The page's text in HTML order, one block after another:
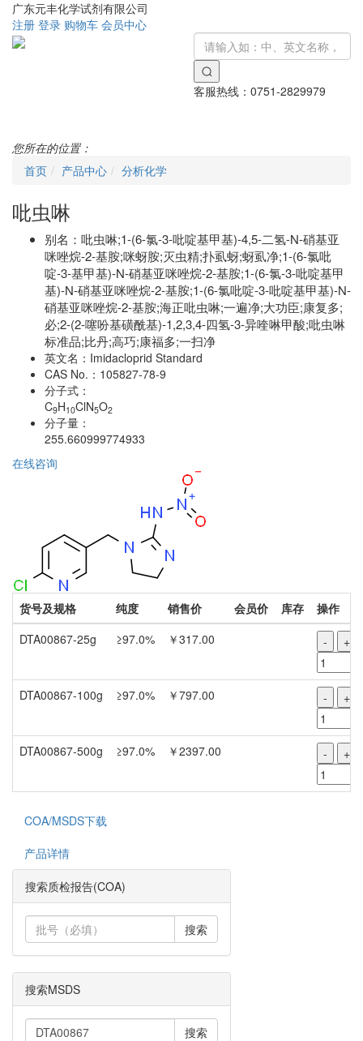
广东元丰化学试剂有限公司
注册 登录 购物车 会员中心
客服热线： 0751-2829979
您所在的位置：
首页
产品中心 分析化学
吡虫啉
别名： 吡虫啉;1-(6-氯-3-吡啶基甲基)-4,5-二氢-N-硝基亚
咪唑烷-2-基胺;咪蚜胺;灭虫精;扑虱蚜;蚜虱净;1-(6-氯吡
啶-3-基甲基)-N-硝基亚咪唑烷-2-基胺;1-(6-氯-3-吡啶基甲
基)-N-硝基亚咪唑烷-2-基胺;1-(6-氯吡啶-3-吡啶基甲基)-N-
硝基亚咪唑烷-2-基胺;海正吡虫啉;一遍净;大功臣;康复多;
必;2-(2-噻吩基磺酰基)-1,2,3,4-四氢-3-异喹啉甲酸;吡虫啉
标准品;比丹;高巧;康福多;一扫净
英文名： Imidacloprid Standard
CAS No.： 105827-78-9
分子式：
C9H10ClN5O2
分子量：
255.660999774933
在线咨询
货号及规格 纯度 销售价 会员价 库存
操作
DTA00867-25g
≥97.0% ￥317.00 - +
DTA00867-100g ≥97.0% ￥797.00 - +
DTA00867-500g ≥97.0% ￥2397.00 - +
COA/MSDS下载
产品详情
搜索质检报告(COA)
搜索
搜索MSDS
搜索